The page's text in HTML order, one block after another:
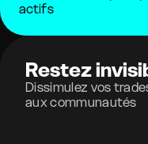
actifs
Restez
Dissimulez vos
aux communautés